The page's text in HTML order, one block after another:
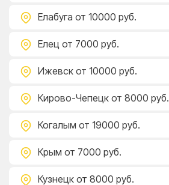
Елабуга от 10000 руб.
Елец от 7000 руб.
Ижевск от 10000 руб.
Кирово-Чепецк от 8000 руб.
Когалым от 19000 руб.
Крым от 7000 руб.
Кузнецк от 8000 руб.